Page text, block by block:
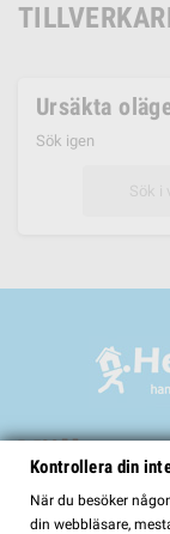
Ursäkta
Sök igen
Kontrollera din
När du besöker
din webbläsare,